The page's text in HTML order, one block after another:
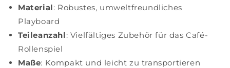
Material: Robustes, umweltfreundliches
Playboard
Teileanzahl: Vielfältiges Zubehör für das Café-
Rollenspiel
Maße: Kompakt und leicht zu transportieren